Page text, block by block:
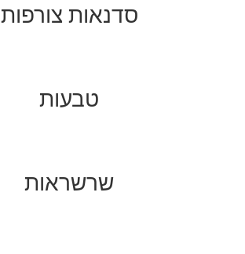
סדנאות צורפות
טבעות
שרשראות